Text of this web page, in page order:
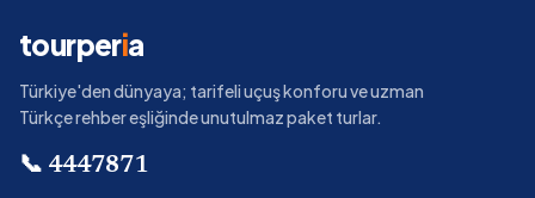
tourperia
Türkiye'den dünyaya; tarifeli uçuş konforu ve uzman
Türkçe rehber eşliğinde unutulmaz paket turlar.
📞 4447871